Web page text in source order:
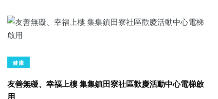
健康
友善無礙、幸福上樓 集集鎮田寮社區歡慶活動中心電梯啟
用